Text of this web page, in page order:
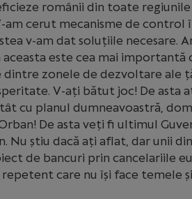
românii din toate
am cerut mecanisme de control
v-am dat soluțiile necesare.
este cea mai
dintre zonele de dezvoltare ale
V-ați bătut joc! De asta
cu planul dumneavoastră,
De asta veți fi ultimul
Nu știu dacă ați aflat, dar unii
de bancuri prin cancelariile
care nu își face temele